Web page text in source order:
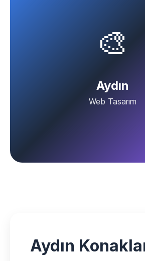
🎨
Aydın
Web Tasarım
Aydın